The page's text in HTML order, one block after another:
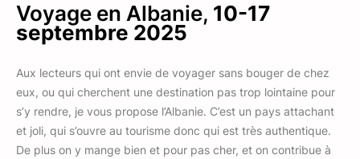
Voyage en Albanie, 10-17
septembre 2025
Aux lecteurs qui ont envie de voyager sans bouger de chez
eux, ou qui cherchent une destination pas trop lointaine pour
s’y rendre, je vous propose l’Albanie. C’est un pays attachant
et joli, qui s’ouvre au tourisme donc qui est très authentique.
De plus on y mange bien et pour pas cher, et on contribue à